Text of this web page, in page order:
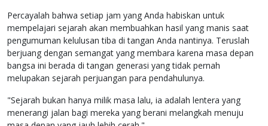
Percayalah bahwa setiap jam yang Anda habiskan untuk
mempelajari sejarah akan membuahkan hasil yang manis saat
pengumuman kelulusan tiba di tangan Anda nantinya. Teruslah
berjuang dengan semangat yang membara karena masa depan
bangsa ini berada di tangan generasi yang tidak pernah
melupakan sejarah perjuangan para pendahulunya.
"Sejarah bukan hanya milik masa lalu, ia adalah lentera yang
menerangi jalan bagi mereka yang berani melangkah menuju